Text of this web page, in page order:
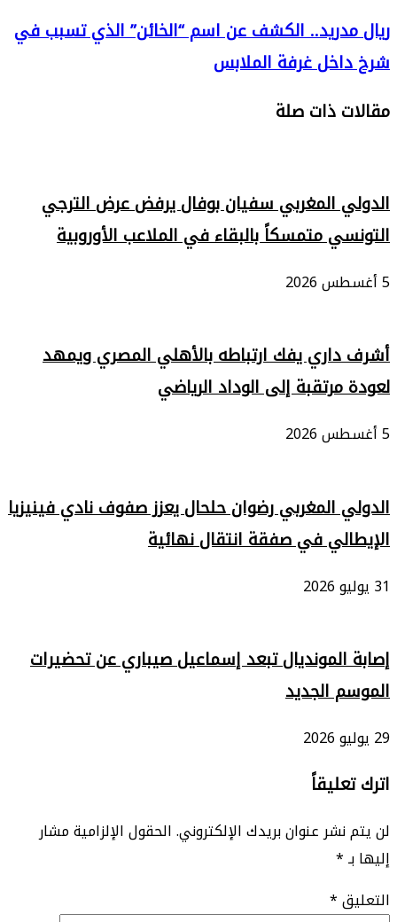
ريال مدريد.. الكشف عن اسم “الخائن” الذي تسبب في
شرخ داخل غرفة الملابس
مقالات ذات صلة
الدولي المغربي سفيان بوفال يرفض عرض الترجي
التونسي متمسكاً بالبقاء في الملاعب الأوروبية
5 أغسطس 2026
أشرف داري يفك ارتباطه بالأهلي المصري ويمهد
لعودة مرتقبة إلى الوداد الرياضي
5 أغسطس 2026
الدولي المغربي رضوان حلحال يعزز صفوف نادي فينيزيا
الإيطالي في صفقة انتقال نهائية
31 يوليو 2026
إصابة المونديال تبعد إسماعيل صيباري عن تحضيرات
الموسم الجديد
29 يوليو 2026
اترك تعليقاً
لن يتم نشر عنوان بريدك الإلكتروني.الحقول الإلزامية مشار
إليها بـ*
التعليق*